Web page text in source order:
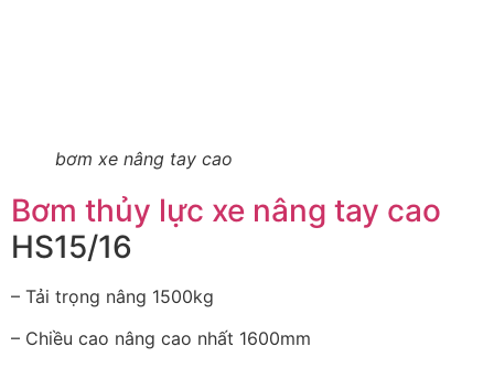
bơm xe nâng tay cao
Bơm thủy lực xe nâng tay cao
HS15/16
– Tải trọng nâng 1500kg
– Chiều cao nâng cao nhất 1600mm